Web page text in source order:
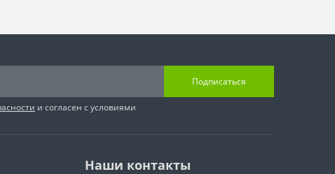
Подписаться
и согласен с условиями
Наши контакты